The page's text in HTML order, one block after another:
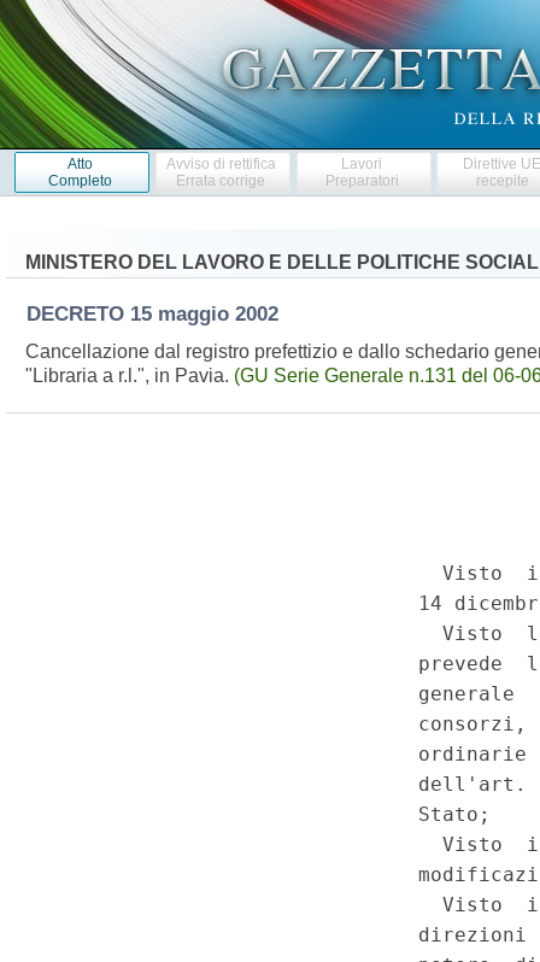
Atto
Completo
Avviso di rettifica
Errata corrige
Lavori
Preparatori
Direttive
recepite
MINISTERO DEL LAVORO E DELLE POLITICHE
DECRETO 15 maggio 2002
Cancellazione dal registro prefettizio e dallo schedario
"Libraria a r.l.", in Pavia. (GU Serie Generale n.131 del 06-